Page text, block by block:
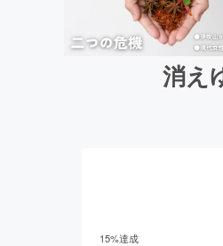
消え
15%達成